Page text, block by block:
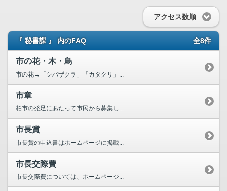
アクセス数順
『 秘書課 』 内のFAQ 全8件
市の花・木・鳥
市の花→「シバザクラ」「カタクリ」...
市章
柏市の発足にあたって市民から募集し...
市長賞
市長賞の申込書はホームページに掲載...
市長交際費
市長交際費については、ホームページ...